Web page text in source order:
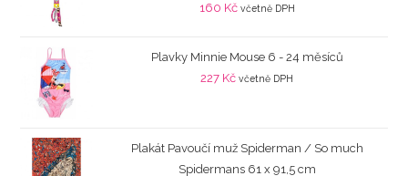
160 Kč včetně DPH
Plavky Minnie Mouse 6 - 24 měsíců
227 Kč včetně DPH
Plakát Pavoučí muž Spiderman / So much
Spidermans 61 x 91,5 cm